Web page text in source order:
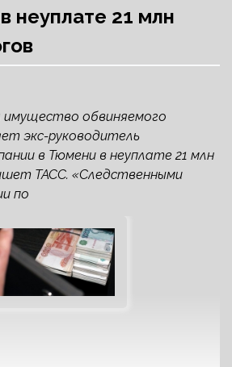
неуплате 21 млн
обвиняемого
экс-руководитель
в Тюмени в неуплате 21 млн
ТАСС. «Следственными
по